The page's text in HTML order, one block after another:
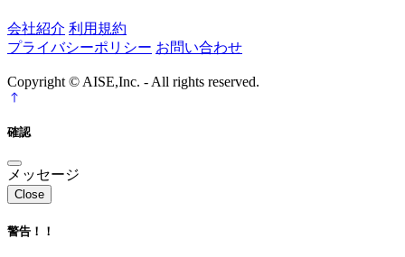
会社紹介 利用規約
プライバシーポリシー お問い合わせ
Copyright © AISE,Inc. - All rights reserved.
確認
メッセージ
Close
警告！！